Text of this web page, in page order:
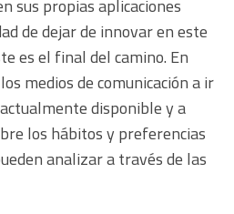
sus propias aplicaciones
de dejar de innovar en este
es el final del camino. En
medios de comunicación a ir
disponible y a
los hábitos y preferencias
analizar a través de las